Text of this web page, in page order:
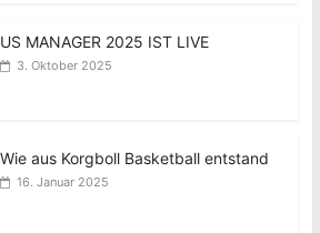
US MANAGER 2025 IST LIVE
3. Oktober 2025
Wie aus Korgboll Basketball entstand
16. Januar 2025